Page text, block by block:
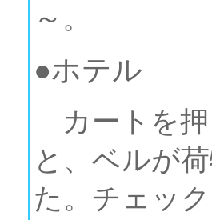
～。
●ホテル
カートを押
と、ベルが
た。チェッ